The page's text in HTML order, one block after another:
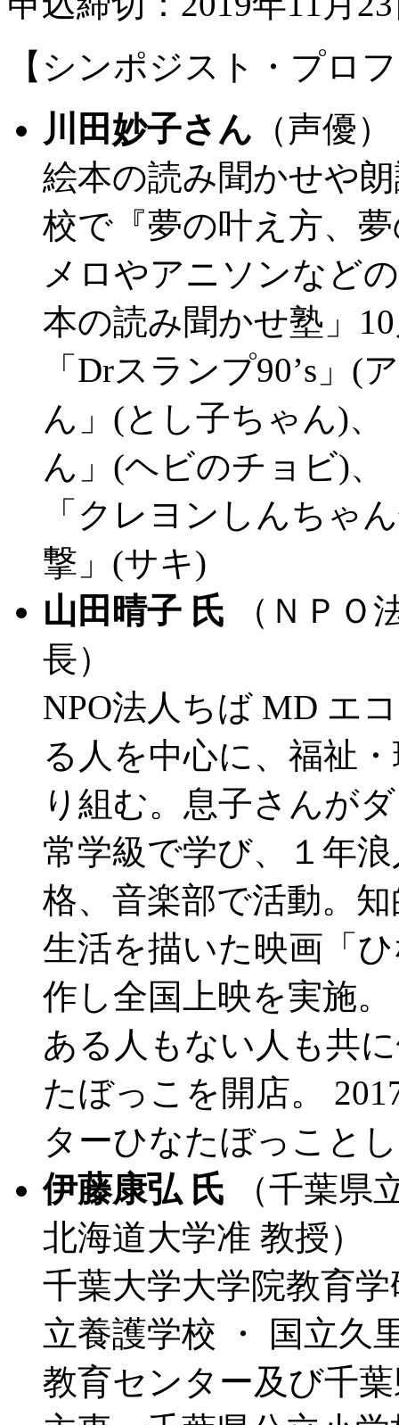
【シンポジスト・プロ
川田妙子さん （声優）
絵本の読み聞かせや
校で『夢の叶え方、
メロやアニソンなど
本の読み聞かせ塾」
「Drスランプ90’s」(
ん」(とし子ちゃん)
ん」(ヘビのチョビ)
「クレヨンしんちゃ
撃」(サキ)
山田晴子 氏 （ＮＰＯ
長）
NPO法人ちば MD エ
る人を中心に、福祉
り組む。息子さんが
常学級で学び、１年
格、音楽部で活動。
生活を描いた映画「
作し全国上映を実施
ある人もない人も共
たぼっこを開店。
ターひなたぼっこと
伊藤康弘 氏 （千葉県
北海道大学准 教授）
千葉大学大学院教育
立養護学校 ・ 国立久
教育センター及び千